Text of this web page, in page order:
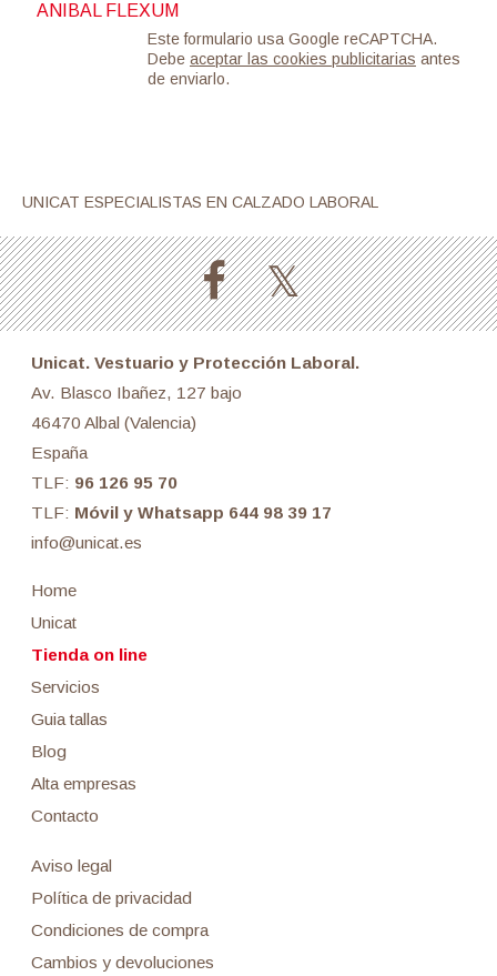
ANIBAL FLEXUM
Este formulario usa Google reCAPTCHA.
Debe aceptar las cookies publicitarias antes
de enviarlo.
UNICAT ESPECIALISTAS EN CALZADO LABORAL
Unicat. Vestuario y Protección Laboral.
Av. Blasco Ibañez, 127 bajo
46470 Albal (Valencia)
España
TLF: 96 126 95 70
TLF: Móvil y Whatsapp 644 98 39 17
info@unicat.es
Home
Unicat
Tienda on line
Servicios
Guia tallas
Blog
Alta empresas
Contacto
Aviso legal
Política de privacidad
Condiciones de compra
Cambios y devoluciones